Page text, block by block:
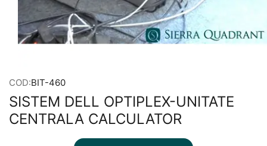
COD:BIT-460
SISTEM DELL OPTIPLEX-UNITATE
CENTRALA CALCULATOR